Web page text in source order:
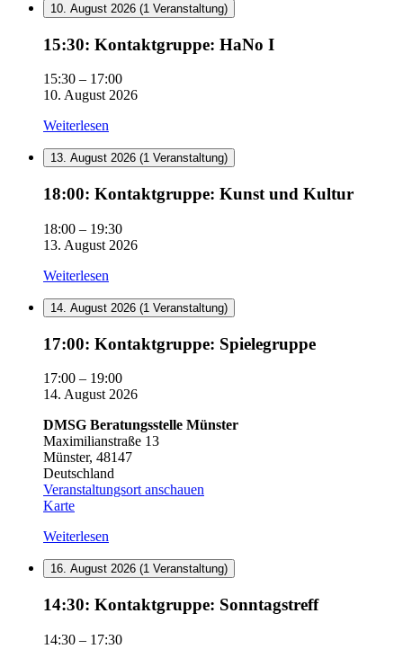
10. August 2026 (1 Veranstaltung)
15:30:
HaNo
I
15:30: Kontaktgruppe: HaNo I
15:30 – 17:00
10. August 2026
Weiterlesen
13. August 2026 (1 Veranstaltung)
18:00:
Kunst
und
18:00: Kontaktgruppe: Kunst und Kultur
18:00 – 19:30
13. August 2026
Weiterlesen
14. August 2026 (1 Veranstaltung)
17:00:
Spielegruppe
17:00: Kontaktgruppe: Spielegruppe
17:00 – 19:00
14. August 2026
DMSG Beratungsstelle Münster
Maximilianstraße 13
Münster, 48147
Deutschland
Veranstaltungsort anschauen
KarteDMSG
Münster
Weiterlesen
16. August 2026 (1 Veranstaltung)
14:30:
Sonntagstreff
14:30: Kontaktgruppe: Sonntagstreff
14:30 – 17:30